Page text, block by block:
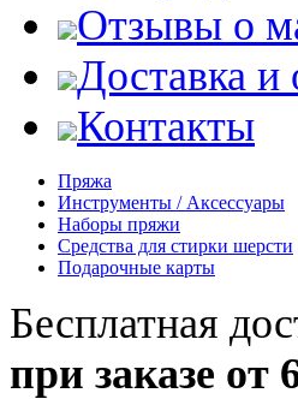
Отзывы о
Доставка и
Контакты
Пряжа
Инструменты / Аксессуары
Наборы пряжи
Средства для стирки шерсти
Подарочные карты
Бесплатная
при заказе от